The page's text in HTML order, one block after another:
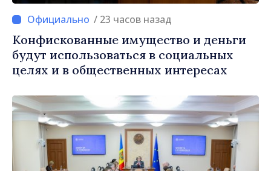
/ 23 часов назад
Конфискованные имущество и деньги
будут использоваться в социальных
целях и в общественных интересах